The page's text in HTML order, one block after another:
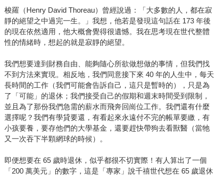
梭羅（Henry David Thoreau）曾經說過：「大多數的人，都在寂
靜的絕望之中過完一生。」我想，他若是發現這句話在 173 年後
的現在依然適用，他大概會覺得很遺憾。我在思考現在世代整體
性的情緒時，想起的就是寂靜的絕望。
我們想要達到財務自由、能夠隨心所欲做想做的事情，但我們找
不到方法來實現。相反地，我們同意接下來 40 年的人生中，每天
長時間的工作（我們可能會告訴自己，這只是暫時的），只是為
了「可能」的退休；我們接受自己的假期和週末時間受到限制，
並且為了那份我們急需的薪水而飛奔回崗位工作。我們還有什麼
選擇呢？我們有學貸要還，有看起來永遠付不完的帳單要繳，有
小孩要養，要存他們的大學基金，還要趕快帶狗去看獸醫（當牠
又一次吞下半顆網球的時候）。
即便想要在 65 歲時退休，似乎都很不切實際！有人算出了一個
「200 萬美元」的數字，這是「專家」說千禧世代想在 65 歲退休